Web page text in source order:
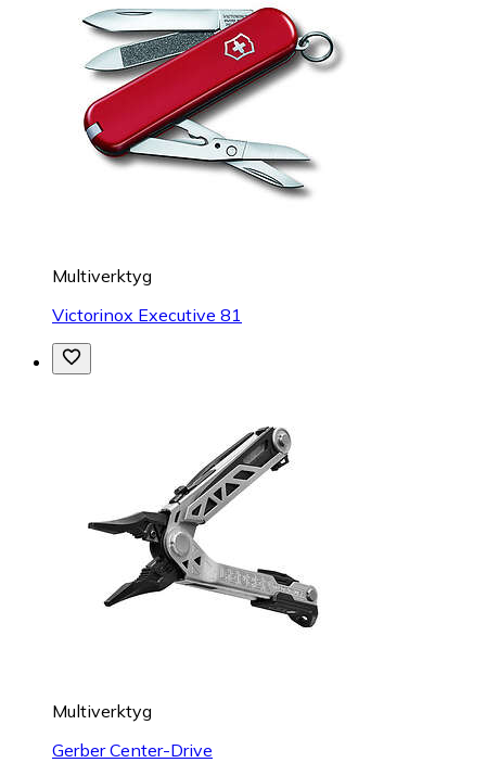
Multiverktyg
Victorinox Executive 81
Multiverktyg
Gerber Center-Drive